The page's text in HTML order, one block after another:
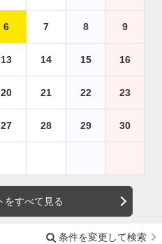
6 7 8 9
13 14 15 16
20 21 22 23
27 28 29 30
をすべて見る
条件を変更して検索